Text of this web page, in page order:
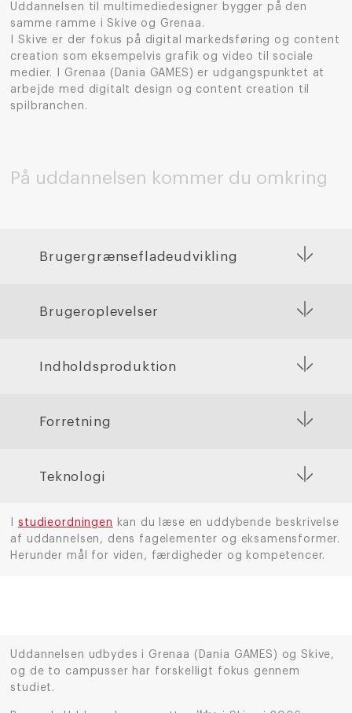
Uddannelsen til multimediedesigner bygger på den
samme ramme i Skive og Grenaa.
I Skive er der fokus på digital markedsføring og content
creation som eksempelvis grafik og video til sociale
medier. I Grenaa (Dania GAMES) er udgangspunktet at
arbejde med digitalt design og content creation til
spilbranchen.
På uddannelsen kommer du omkring
Brugergrænsefladeudvikling
Brugeroplevelser
Indholdsproduktion
Forretning
Teknologi
Istudieordningen
kan du læse en uddybende beskrivelse
af uddannelsen, dens fagelementer og eksamensformer.
Herunder mål for viden, færdigheder og kompetencer.
Uddannelsen udbydes i Grenaa (Dania GAMES) og Skive,
og de to campusser har forskelligt fokus gennem
studiet.